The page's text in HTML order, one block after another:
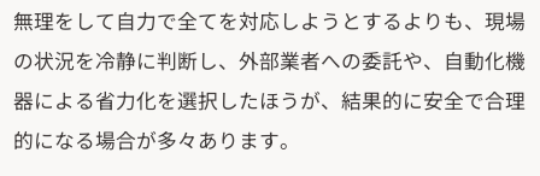
無理をして自力で全てを対応しようとするよりも、現場
の状況を冷静に判断し、外部業者への委託や、自動化機
器による省力化を選択したほうが、結果的に安全で合理
的になる場合が多々あります。